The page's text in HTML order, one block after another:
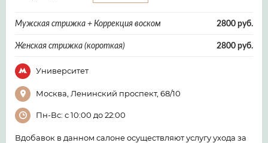
Мужская стрижка + Коррекция воском 2800 руб.
Женская стрижка (короткая) 2800 руб.
Университет
Москва, Ленинский проспект, 68/10
Пн-Вс: с 10:00 до 22:00
Вдобавок в данном салоне осуществляют услугу ухода за